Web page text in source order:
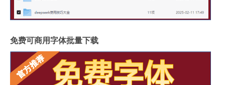
免费可商用字体批量下载